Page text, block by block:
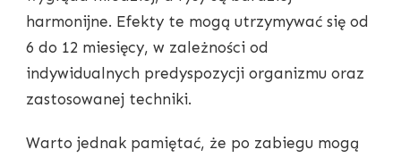
harmonijne. Efekty te mogą utrzymywać się od
6 do 12 miesięcy, w zależności od
indywidualnych predyspozycji organizmu oraz
zastosowanej techniki.
Warto jednak pamiętać, że po zabiegu mogą